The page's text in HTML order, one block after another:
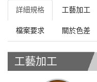
詳細規格 工藝加工
檔案要求 關於色差
工藝加工